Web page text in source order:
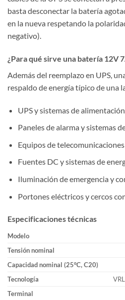
basta desconectar la batería
en la nueva respetando la
negativo).
¿Para qué sirve una batería 12V
Además del reemplazo en UPS,
respaldo de energía típico de una
UPS y sistemas de
Paneles de alarma y sistemas
Equipos de
Fuentes DC y sistemas de
Iluminación de emergencia y
Portones eléctricos y cercos
Especificaciones técnicas
Modelo
Tensión nominal
Capacidad nominal (25°C, C20)
Tecnología
Terminal